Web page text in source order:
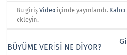
Bu girişVideo içinde yayınlandı.
ekleyin.
BÜYÜME VERİSİ NE DİYOR?